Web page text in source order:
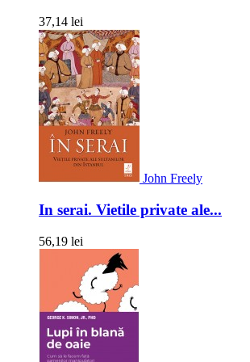
37,14 lei
John Freely
In serai. Vietile private ale...
56,19 lei